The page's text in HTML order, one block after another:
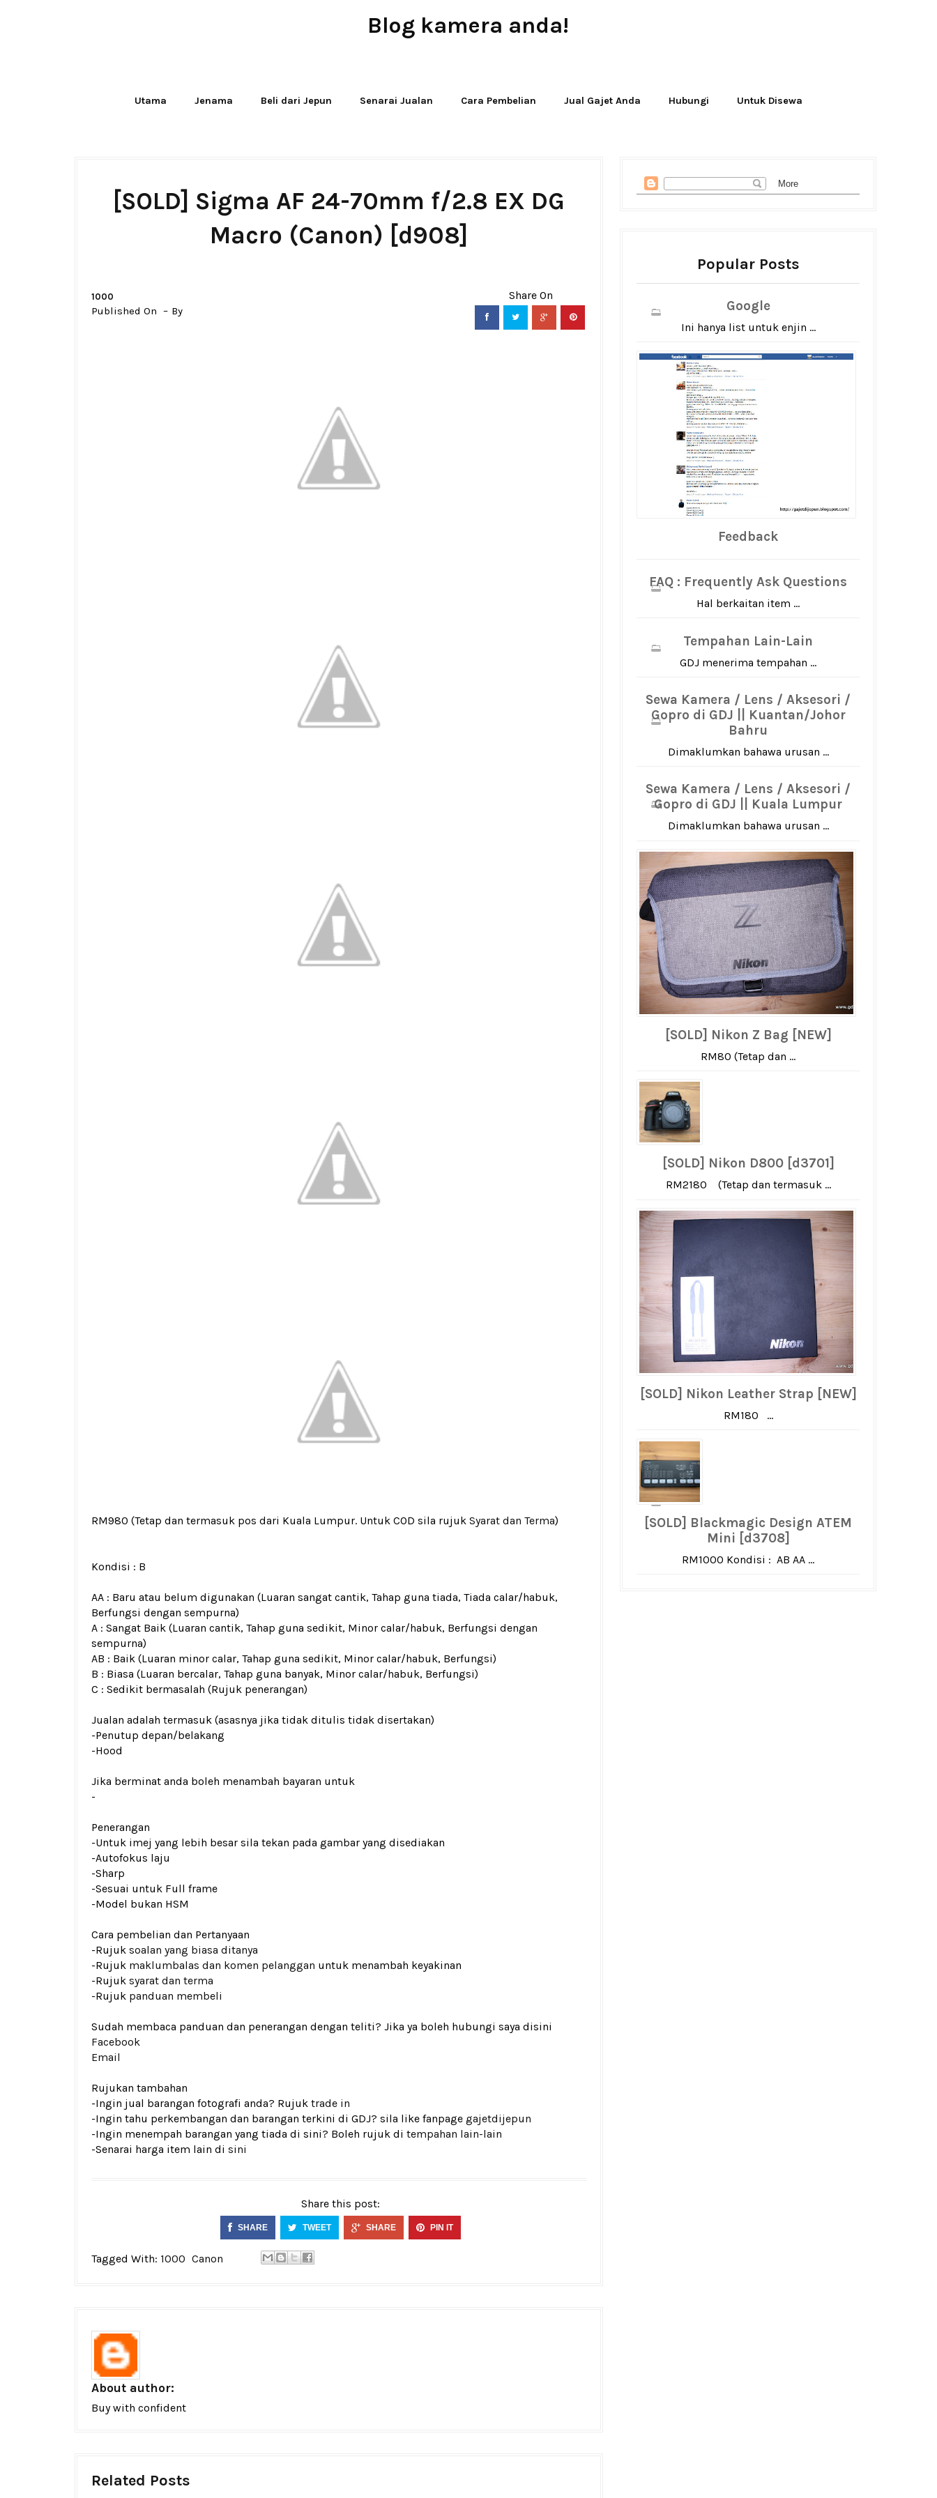
Blog kamera anda!
Utama Jenama Beli dari Jepun Senarai Jualan Cara Pembelian Jual Gajet Anda Hubungi Untuk Disewa
[SOLD] Sigma AF 24-70mm f/2.8 EX DG
Macro (Canon) [d908]
1000
Published On By
RM980 (Tetap dan termasuk pos dari Kuala Lumpur. Untuk COD sila rujuk Syarat dan Terma)
Kondisi : B
AA : Baru atau belum digunakan (Luaran sangat cantik, Tahap guna tiada, Tiada calar/habuk,
Berfungsi dengan sempurna)
A : Sangat Baik (Luaran cantik, Tahap guna sedikit, Minor calar/habuk, Berfungsi dengan
sempurna)
AB : Baik (Luaran minor calar, Tahap guna sedikit, Minor calar/habuk, Berfungsi)
B : Biasa (Luaran bercalar, Tahap guna banyak, Minor calar/habuk, Berfungsi)
C : Sedikit bermasalah (Rujuk penerangan)
Jualan adalah termasuk (asasnya jika tidak ditulis tidak disertakan)
-Penutup depan/belakang
-Hood
Jika berminat anda boleh menambah bayaran untuk
-
Penerangan
-Untuk imej yang lebih besar sila tekan pada gambar yang disediakan
-Autofokus laju
-Sharp
-Sesuai untuk Full frame
-Model bukan HSM
Cara pembelian dan Pertanyaan
-Rujuk soalan yang biasa ditanya
-Rujuk maklumbalas dan komen pelanggan untuk menambah keyakinan
-Rujuk syarat dan terma
-Rujuk panduan membeli
Sudah membaca panduan dan penerangan dengan teliti? Jika ya boleh hubungi saya disini
Facebook
Email
Rujukan tambahan
-Ingin jual barangan fotografi anda? Rujuk trade in
-Ingin tahu perkembangan dan barangan terkini di GDJ? sila like fanpage gajetdijepun
-Ingin menempah barangan yang tiada di sini? Boleh rujuk di tempahan lain-lain
-Senarai harga item lain di sini
Share this post:
SHARE TWEET SHARE PIN IT
Tagged With: 1000 Canon
About author:
Buy with confident
Related Posts
Popular Posts
Google
Ini hanya list untuk enjin ...
Feedback
FAQ : Frequently Ask Questions
Hal berkaitan item ...
Tempahan Lain-Lain
GDJ menerima tempahan ...
Sewa Kamera / Lens / Aksesori /
Gopro di GDJ || Kuantan/Johor
Bahru
Dimaklumkan bahawa urusan ...
Sewa Kamera / Lens / Aksesori /
Gopro di GDJ || Kuala Lumpur
Dimaklumkan bahawa urusan ...
[SOLD] Nikon Z Bag [NEW]
RM80 (Tetap dan ...
[SOLD] Nikon D800 [d3701]
RM2180 (Tetap dan termasuk ...
[SOLD] Nikon Leather Strap [NEW]
RM180 ...
[SOLD] Blackmagic Design ATEM
Mini [d3708]
RM1000 Kondisi : AB AA ...